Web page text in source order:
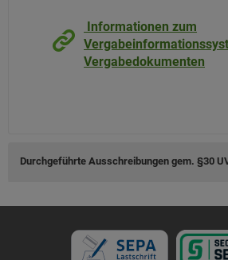
Informationen zum
Vergabedokumenten
Durchgeführte Ausschreibungen gem. §30
Durchgeführte
gem. §30 UVgO